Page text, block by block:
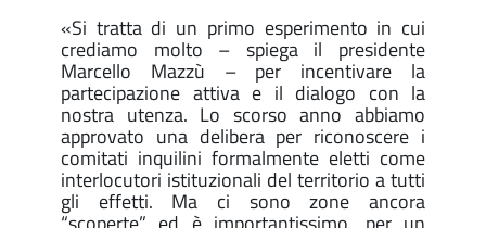
«Si tratta di un primo esperimento in cui
crediamo molto – spiega il presidente
Marcello Mazzù – per incentivare la
partecipazione attiva e il dialogo con la
nostra utenza. Lo scorso anno abbiamo
approvato una delibera per riconoscere i
comitati inquilini formalmente eletti come
interlocutori istituzionali del territorio a tutti
gli effetti. Ma ci sono zone ancora